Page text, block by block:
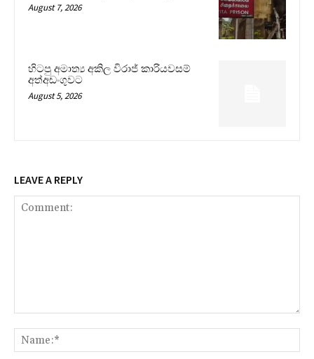
August 7, 2026
හිටපු අමාත්‍ය අකිල විරාජ් කාරියවසම්
අත්අඩංගුවට
August 5, 2026
LEAVE A REPLY